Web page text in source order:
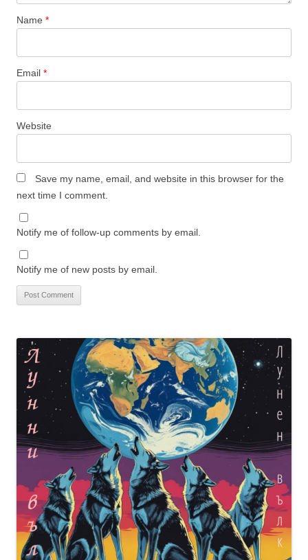
Name *
Email *
Website
Save my name, email, and website in this browser for the
next time I comment.
Notify me of follow-up comments by email.
Notify me of new posts by email.